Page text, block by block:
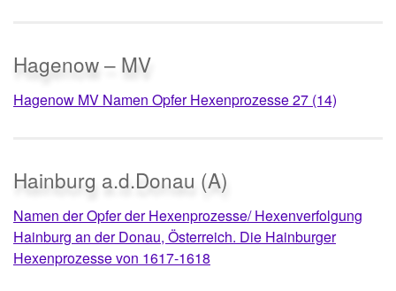
Hagenow – MV
Hagenow MV Namen Opfer Hexenprozesse 27 (14)
Hainburg a.d.Donau (A)
Namen der Opfer der Hexenprozesse/ Hexenverfolgung
Hainburg an der Donau, Österreich. Die Hainburger
Hexenprozesse von 1617-1618